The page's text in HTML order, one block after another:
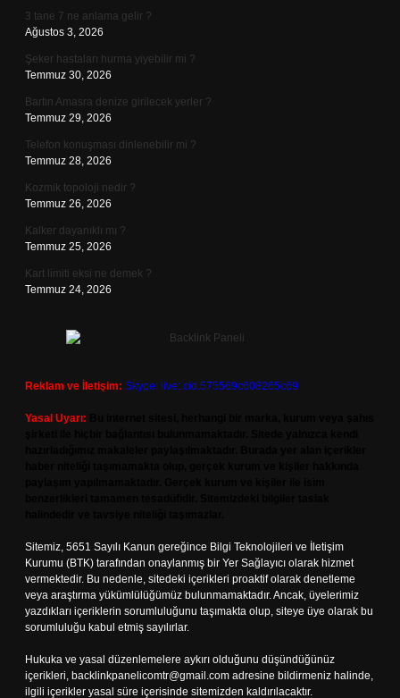
3 tane 7 ne anlama gelir ?
Ağustos 3, 2026
Şeker hastaları hurma yiyebilir mi ?
Temmuz 30, 2026
Bartın Amasra denize girilecek yerler ?
Temmuz 29, 2026
Telefon konuşması dinlenebilir mi ?
Temmuz 28, 2026
Kozmik topoloji nedir ?
Temmuz 26, 2026
Kalker dayanıklı mı ?
Temmuz 25, 2026
Kart limiti eksi ne demek ?
Temmuz 24, 2026
Reklam ve İletişim: Skype: live:.cid.575569c608265c69
Yasal Uyarı:
Sitemiz, 5651 Sayılı Kanun gereğince Bilgi Teknolojileri ve İletişim
Kurumu (BTK) tarafından onaylanmış bir Yer Sağlayıcı olarak hizmet
vermektedir. Bu nedenle, sitedeki içerikleri proaktif olarak denetleme
veya araştırma yükümlülüğümüz bulunmamaktadır. Ancak, üyelerimiz
yazdıkları içeriklerin sorumluluğunu taşımakta olup, siteye üye olarak bu
sorumluluğu kabul etmiş sayılırlar.
Hukuka ve yasal düzenlemelere aykırı olduğunu düşündüğünüz
içerikleri, backlinkpanelicomtr@gmail.com adresine bildirmeniz halinde,
ilgili içerikler yasal süre içerisinde sitemizden kaldırılacaktır.